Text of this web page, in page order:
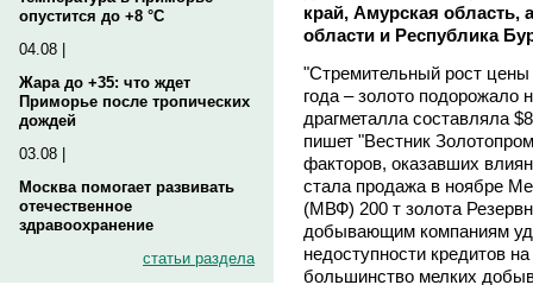
опустится до +8 °C
04.08 |
Жара до +35: что ждет
Приморье после тропических
дождей
03.08 |
Москва помогает развивать
отечественное
здравоохранение
статьи раздела
край, Амурская область,
области и Республика
"Стремительный рост
года – золото подорожало
драгметалла составляла
пишет "Вестник
факторов, оказавших
стала продажа в ноябре
(МВФ) 200 т золота
добывающим компаниям
недоступности кредитов
большинство мелких